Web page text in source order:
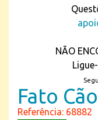
NÃO
Fato
Referência: 68882